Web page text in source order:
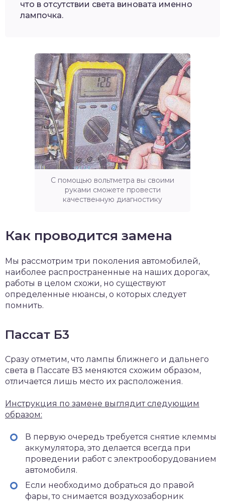
что в отсутствии света виновата именно
лампочка.
С помощью вольтметра вы своими
руками сможете провести
качественную диагностику
Как проводится замена
Мы рассмотрим три поколения автомобилей,
наиболее распространенные на наших дорогах,
работы в целом схожи, но существуют
определенные нюансы, о которых следует
помнить.
Пассат Б3
Сразу отметим, что лампы ближнего и дальнего
света в Пассате B3 меняются схожим образом,
отличается лишь место их расположения.
Инструкция по замене выглядит следующим
образом:
В первую очередь требуется снятие клеммы
аккумулятора, это делается всегда при
проведении работ с электрооборудованием
автомобиля.
Если необходимо добраться до правой
фары, то снимается воздухозаборник